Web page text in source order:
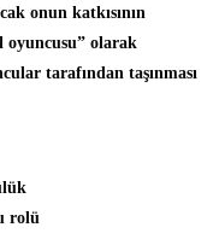
onun katkısının
oyuncusu” olarak
tarafından taşınması
rolü